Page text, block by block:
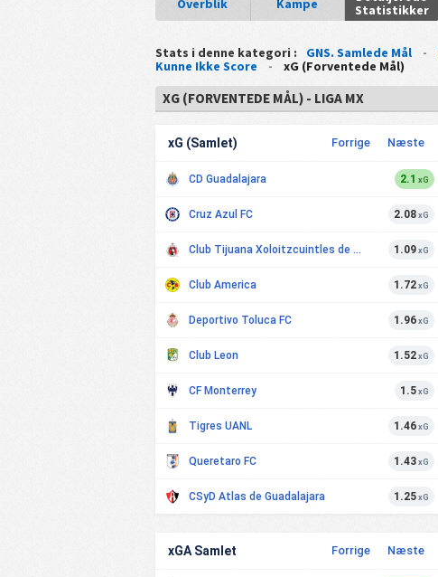
Statistikker
Stats i denne kategori : GNS. Samlede Mål -
Kunne Ikke Score - xG (Forventede Mål)
XG (FORVENTEDE MÅL) - LIGA MX
xG (Samlet) Forrige Næste
CD Guadalajara 2.1 xG
Cruz Azul FC 2.08 xG
Club Tijuana Xoloitzcuintles de Caliente 1.09 xG
Club America 1.72 xG
Deportivo Toluca FC 1.96 xG
Club Leon 1.52 xG
CF Monterrey 1.5 xG
Tigres UANL 1.46 xG
Queretaro FC 1.43 xG
CSyD Atlas de Guadalajara 1.25 xG
xGA Samlet Forrige Næste